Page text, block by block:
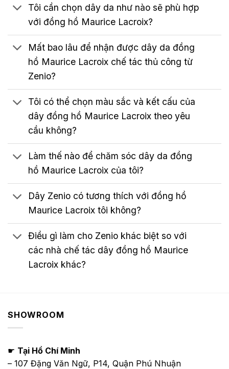
Tôi cần chọn dây da như nào sẽ phù hợp
với đồng hồ Maurice Lacroix?
Mất bao lâu để nhận được dây da đồng
hồ Maurice Lacroix chế tác thủ công từ
Zenio?
Tôi có thể chọn màu sắc và kết cấu của
dây đồng hồ Maurice Lacroix theo yêu
cầu không?
Làm thế nào để chăm sóc dây da đồng
hồ Maurice Lacroix của tôi?
Dây Zenio có tương thích với đồng hồ
Maurice Lacroix tôi không?
Điều gì làm cho Zenio khác biệt so với
các nhà chế tác dây đồng hồ Maurice
Lacroix khác?
SHOWROOM
☛ Tại Hồ Chí Minh
– 107 Đặng Văn Ngữ, P14, Quận Phú Nhuận